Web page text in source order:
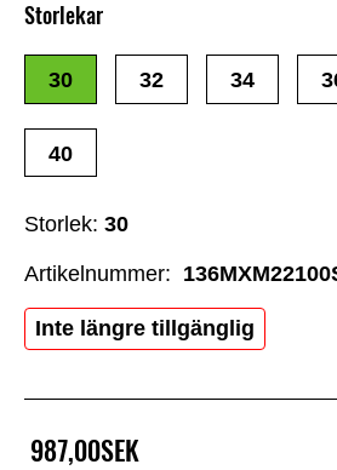
987,00SEK
Storlek: 30
Inte längre tillgänglig
Storlekar
30 32 34
40
Artikelnummer: